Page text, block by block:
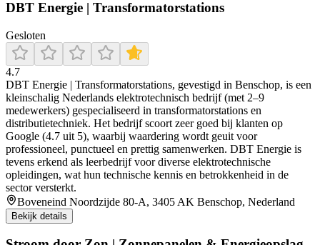
DBT Energie | Transformatorstations
Gesloten
4.7
DBT Energie | Transformatorstations, gevestigd in Benschop, is een
kleinschalig Nederlands elektrotechnisch bedrijf (met 2–9
medewerkers) gespecialiseerd in transformatorstations en
distributietechniek. Het bedrijf scoort zeer goed bij klanten op
Google (4.7 uit 5), waarbij waardering wordt geuit voor
professioneel, punctueel en prettig samenwerken. DBT Energie is
tevens erkend als leerbedrijf voor diverse elektrotechnische
opleidingen, wat hun technische kennis en betrokkenheid in de
sector versterkt.
Boveneind Noordzijde 80-A, 3405 AK Benschop, Nederland
Bekijk details